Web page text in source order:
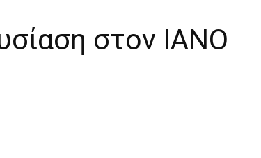
στον ΙΑΝΟ